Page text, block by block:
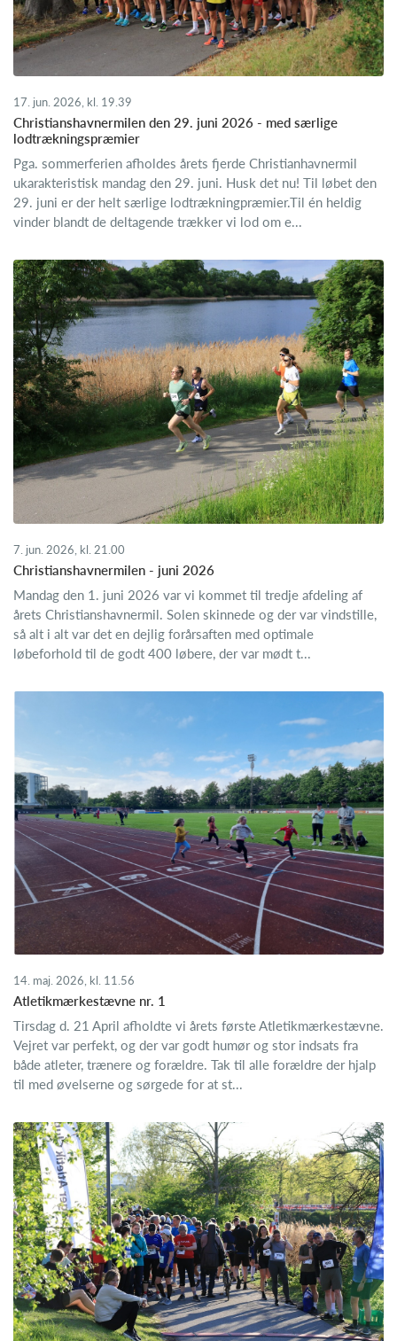
17. jun. 2026, kl. 19.39
Christianshavnermilen den 29. juni 2026 - med særlige
lodtrækningspræmier
Pga. sommerferien afholdes årets fjerde Christianhavnermil
ukarakteristisk mandag den 29. juni. Husk det nu! Til løbet den
29. juni er der helt særlige lodtrækningpræmier.Til én heldig
vinder blandt de deltagende trækker vi lod om e...
7. jun. 2026, kl. 21.00
Christianshavnermilen - juni 2026
Mandag den 1. juni 2026 var vi kommet til tredje afdeling af
årets Christianshavnermil. Solen skinnede og der var vindstille,
så alt i alt var det en dejlig forårsaften med optimale
løbeforhold til de godt 400 løbere, der var mødt t...
14. maj. 2026, kl. 11.56
Atletikmærkestævne nr. 1
Tirsdag d. 21 April afholdte vi årets første Atletikmærkestævne.
Vejret var perfekt, og der var godt humør og stor indsats fra
både atleter, trænere og forældre. Tak til alle forældre der hjalp
til med øvelserne og sørgede for at st...